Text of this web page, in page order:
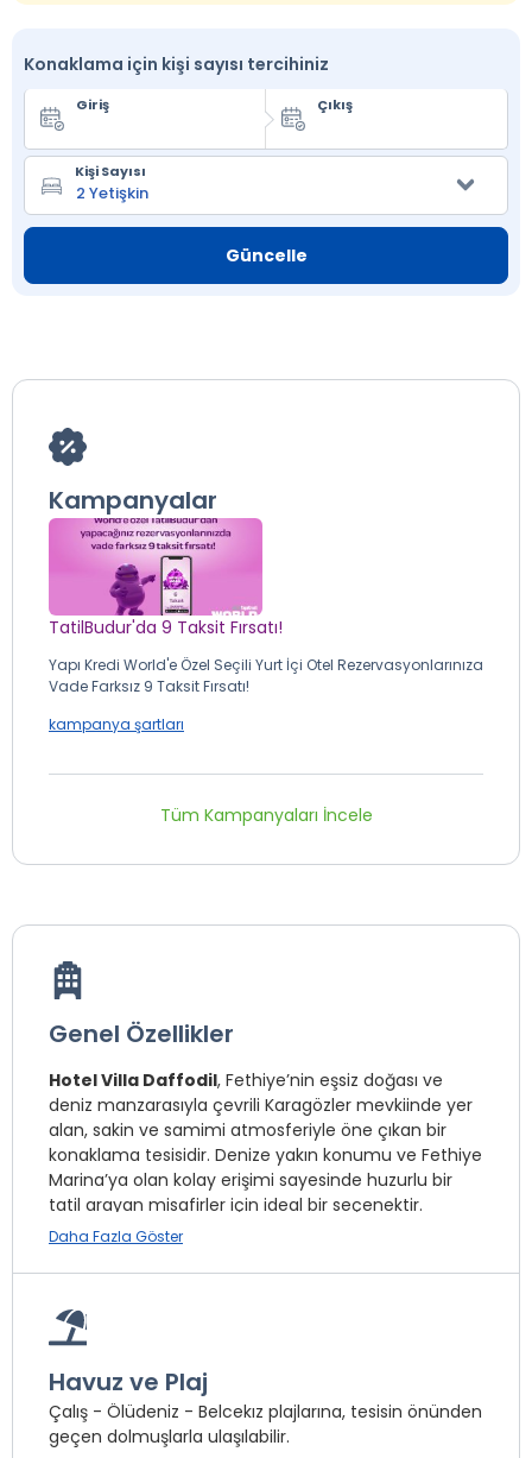
Konaklama için kişi sayısı tercihiniz
Giriş Çıkış
Kişi Sayısı
Güncelle
Kampanyalar
TatilBudur'da 9 Taksit Fırsatı!
Yapı Kredi World'e Özel Seçili Yurt İçi Otel Rezervasyonlarınıza
Vade Farksız 9 Taksit Fırsatı!
kampanya şartları
Tüm Kampanyaları İncele
Genel Özellikler
Hotel Villa Daffodil, Fethiye’nin eşsiz doğası ve
deniz manzarasıyla çevrili Karagözler mevkiinde yer
alan, sakin ve samimi atmosferiyle öne çıkan bir
konaklama tesisidir. Denize yakın konumu ve Fethiye
Marina’ya olan kolay erişimi sayesinde huzurlu bir
tatil arayan misafirler için ideal bir seçenektir.
TV, minibar, ücretsiz Wi-Fi, kasa, özel banyo, saç
kurutma makinesi ve balkon veya teras
misafirlere keyifli bir konaklama deneyimi sunar.
Hotel Villa Daffodil bünyesinde açık yüzme havuzu,
Daha Fazla Göster
Havuz ve Plaj
Çalış - Ölüdeniz - Belcekız plajlarına, tesisin önünden
geçen dolmuşlarla ulaşılabilir.